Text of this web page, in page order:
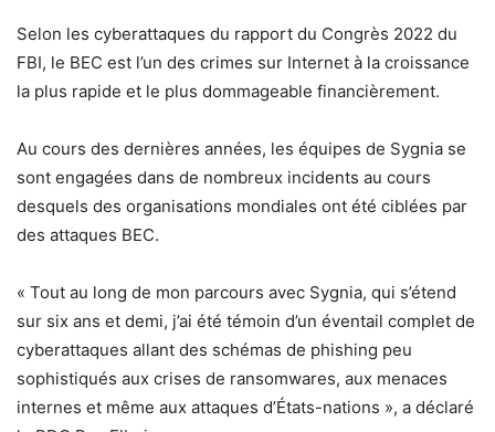
Selon les cyberattaques du rapport du Congrès 2022 du
FBI, le BEC est l’un des crimes sur Internet à la croissance
la plus rapide et le plus dommageable financièrement.
Au cours des dernières années, les équipes de Sygnia se
sont engagées dans de nombreux incidents au cours
desquels des organisations mondiales ont été ciblées par
des attaques BEC.
« Tout au long de mon parcours avec Sygnia, qui s’étend
sur six ans et demi, j’ai été témoin d’un éventail complet de
cyberattaques allant des schémas de phishing peu
sophistiqués aux crises de ransomwares, aux menaces
internes et même aux attaques d’États-nations », a déclaré